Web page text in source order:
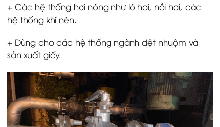
+ Các hệ thống hơi nóng như lò hơi, nồi hơi, các
hệ thống khí nén.
+ Dùng cho các hệ thống ngành dệt nhuộm và
sản xuất giấy.